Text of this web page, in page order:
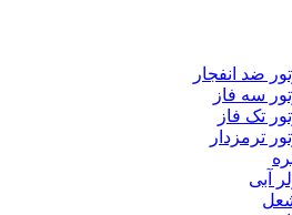
ضد انفجار
سه فاز
تک فاز
ترمزدار
آبی